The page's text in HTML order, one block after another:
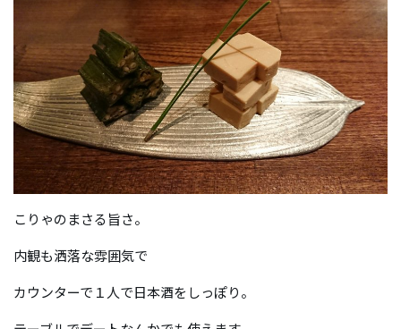
こりゃのまさる旨さ。
内観も洒落な雰囲気で
カウンターで１人で日本酒をしっぽり。